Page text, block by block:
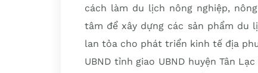
cách làm du lịch nông nghiệp,
tâm để xây dựng các sản phẩm du
lan tỏa cho phát triển kinh tế địa
UBND tỉnh giao UBND huyện Tân